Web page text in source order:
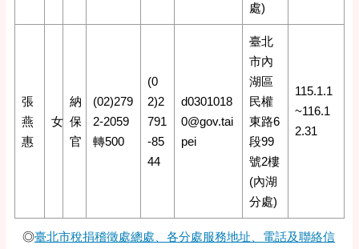
處)
張
燕
惠
女
納
保
官
(02)279
2-2059
轉500
(0
2)2
791
-85
44
d0301018
0@gov.tai
pei
臺北
市內
湖區
民權
東路6
段99
號2樓
(內湖
分處)
115.1.1
~116.1
2.31
◎臺北市稅捐稽徵處總處、各分處服務地址、電話及聯絡信